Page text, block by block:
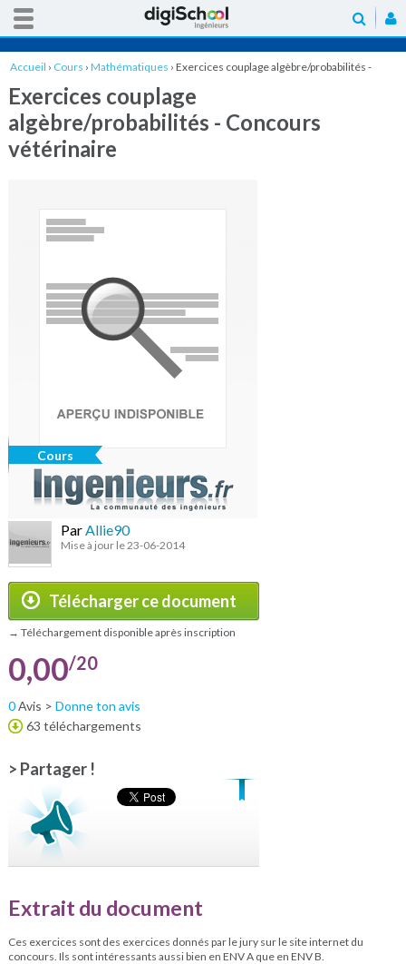
Accueil › Cours › Mathématiques › Exercices couplage algèbre/probabilités -
Exercices couplage
algèbre/probabilités - Concours
vétérinaire
Cours
ParAllie90
Mise à jour le 23-06-2014
Télécharger ce document
→ Téléchargement disponible après inscription
0,00/20
0Avis > Donne ton avis
63 téléchargements
> Partager !
Extrait du document
Ces exercices sont des exercices donnés par le jury sur le site internet du
concours. Ils sont intéressants aussi bien en ENV A que en ENV B.